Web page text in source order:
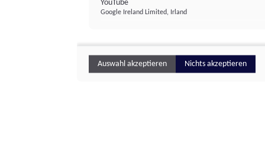
YouTube
Google Ireland Limited, Irland
Auswahl akzeptieren Nichts akzeptieren